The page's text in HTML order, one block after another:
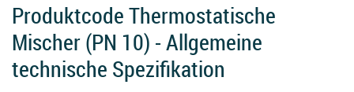
Produktcode Thermostatische
Mischer (PN 10) - Allgemeine
technische Spezifikation